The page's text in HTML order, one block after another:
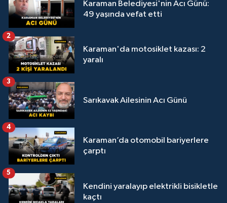
Karaman Belediyesi'nin Acı Günü:
49 yaşında vefat etti
Karaman'da motosiklet kazası: 2
yaralı
2
Sarıkavak Ailesinin Acı Günü
3
Karaman’da otomobil bariyerlere
çarptı
4
Kendini yaralayıp elektrikli bisikletle
kaçtı
5